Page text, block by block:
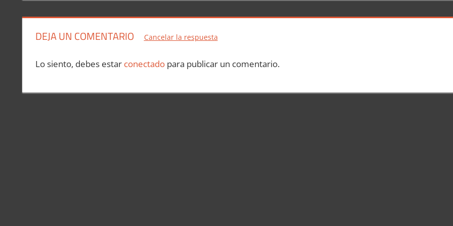
DEJA UN COMENTARIO Cancelar la respuesta
Lo siento, debes estar conectadopara publicar un comentario.